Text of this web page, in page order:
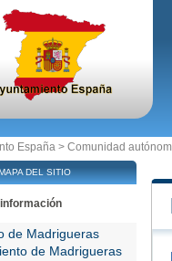
España > Comunidad
DEL SITIO
de Madrigueras
de Madrigueras